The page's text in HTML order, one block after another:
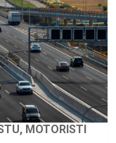
MOTORISTI